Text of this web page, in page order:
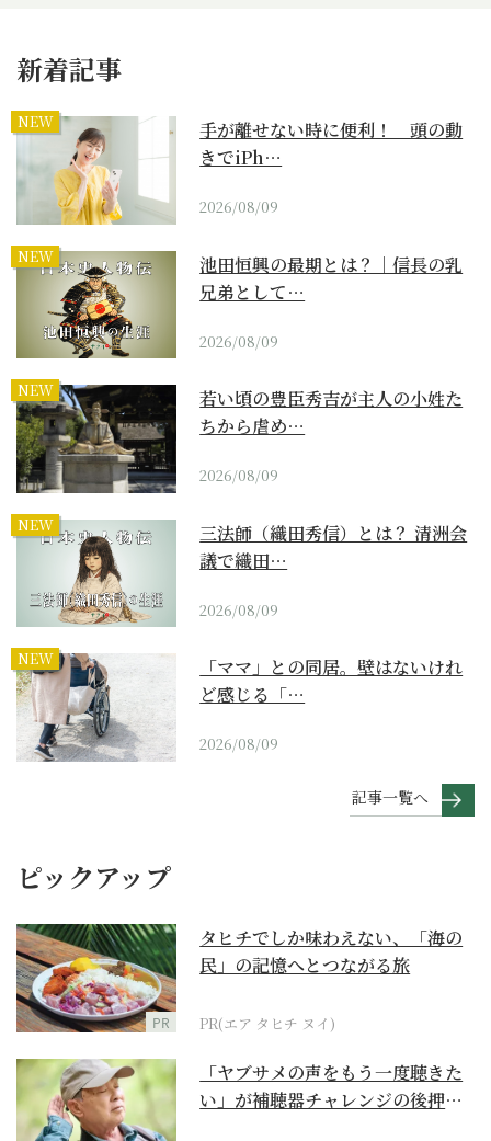
新着記事
NEW
手が離せない時に便利！ 頭の動
きでiPh…
2026/08/09
NEW
池田恒興の最期とは？｜信長の乳
兄弟として…
2026/08/09
NEW
若い頃の豊臣秀吉が主人の小姓た
ちから虐め…
2026/08/09
NEW
三法師（織田秀信）とは？ 清洲会
議で織田…
2026/08/09
NEW
「ママ」との同居。壁はないけれ
ど感じる「…
2026/08/09
記事一覧へ
ピックアップ
PR
タヒチでしか味わえない、「海の
民」の記憶へとつながる旅
PR(エア タヒチ ヌイ)
「ヤブサメの声をもう一度聴きた
い」が補聴器チャレンジの後押し